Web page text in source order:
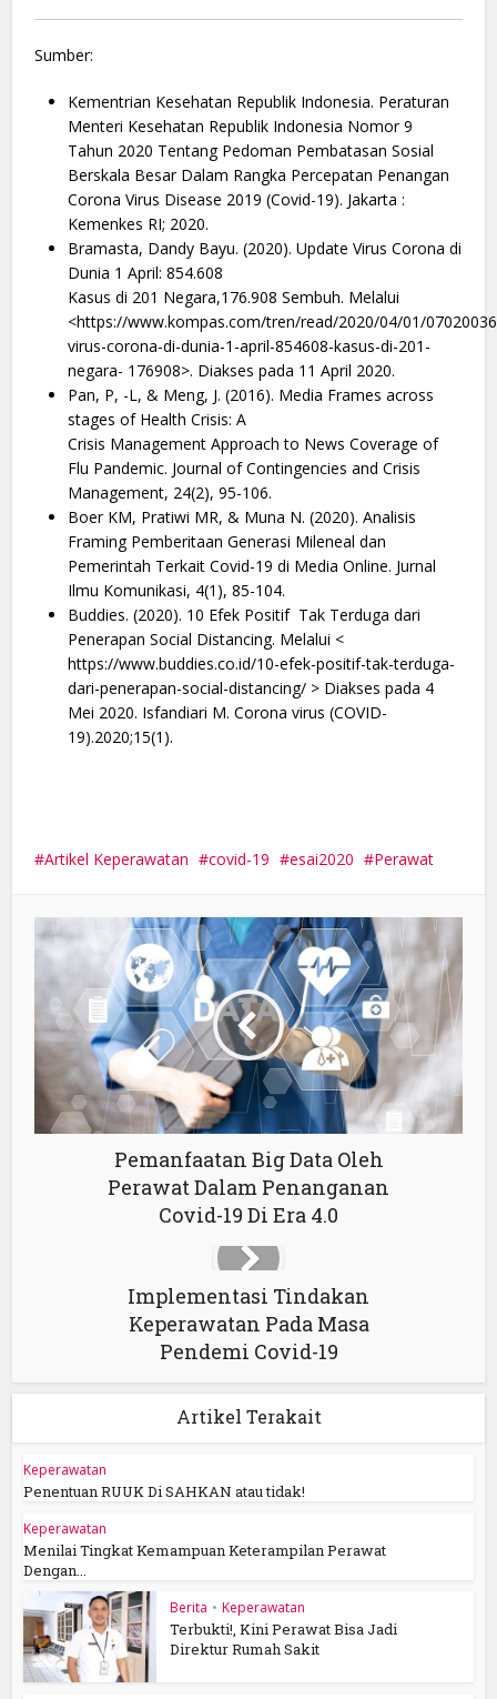
Sumber:
Kementrian Kesehatan Republik Indonesia. Peraturan
Menteri Kesehatan Republik Indonesia Nomor 9
Tahun 2020 Tentang Pedoman Pembatasan Sosial
Berskala Besar Dalam Rangka Percepatan Penangan
Corona Virus Disease 2019 (Covid-19). Jakarta :
Kemenkes RI; 2020.
Bramasta, Dandy Bayu. (2020). Update Virus Corona di
Dunia 1 April: 854.608
Kasus di 201 Negara,176.908 Sembuh. Melalui
<https://www.kompas.com/tren/read/2020/04/01/
virus-corona-di-dunia-1-april-854608-kasus-di-201-
negara- 176908>. Diakses pada 11 April 2020.
Pan, P, -L, & Meng, J. (2016). Media Frames across
stages of Health Crisis: A
Crisis Management Approach to News Coverage of
Flu Pandemic. Journal of Contingencies and Crisis
Management, 24(2), 95-106.
Boer KM, Pratiwi MR, & Muna N. (2020). Analisis
Framing Pemberitaan Generasi Mileneal dan
Pemerintah Terkait Covid-19 di Media Online. Jurnal
Ilmu Komunikasi, 4(1), 85-104.
Buddies. (2020). 10 Efek Positif Tak Terduga dari
Penerapan Social Distancing. Melalui <
https://www.buddies.co.id/10-efek-positif-tak-terduga-
dari-penerapan-social-distancing/ > Diakses pada 4
Mei 2020. Isfandiari M. Corona virus (COVID-
19).2020;15(1).
Artikel Keperawatan covid-19 esai2020 Perawat
Pemanfaatan Big Data Oleh
Perawat Dalam Penanganan
Covid-19 Di Era 4.0
Implementasi Tindakan
Keperawatan Pada Masa
Pendemi Covid-19
Artikel Terakait
Keperawatan
Penentuan RUUK Di SAHKAN atau tidak!
Keperawatan
Menilai Tingkat Kemampuan Keterampilan Perawat
Dengan...
Berita • Keperawatan
Terbukti!, Kini Perawat Bisa Jadi
Direktur Rumah Sakit